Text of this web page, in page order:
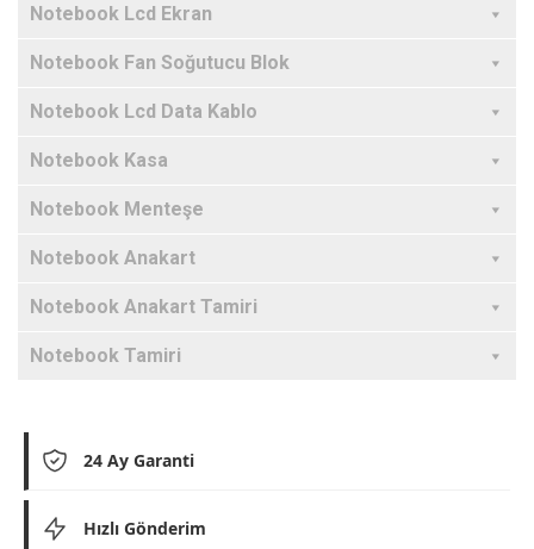
Notebook Lcd Ekran
Notebook Fan Soğutucu Blok
Notebook Lcd Data Kablo
Notebook Kasa
Notebook Menteşe
Notebook Anakart
Notebook Anakart Tamiri
Notebook Tamiri
24 Ay Garanti
Hızlı Gönderim